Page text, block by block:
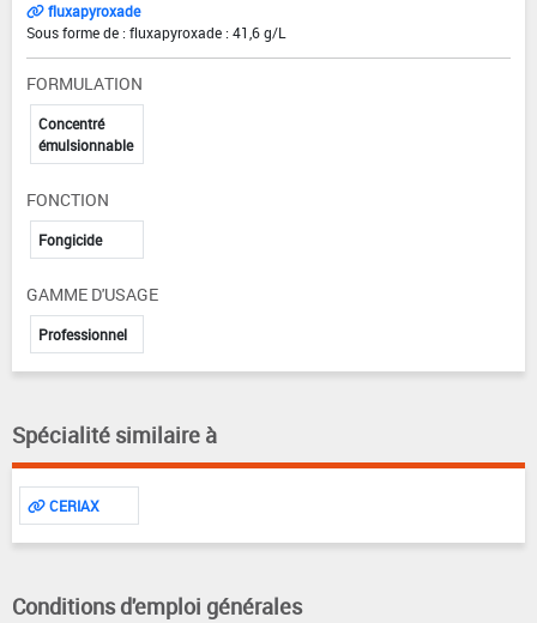
fluxapyroxade
Sous forme de : fluxapyroxade : 41,6 g/L
FORMULATION
Concentré
émulsionnable
FONCTION
Fongicide
GAMME D'USAGE
Professionnel
Spécialité similaire à
CERIAX
Conditions d'emploi générales